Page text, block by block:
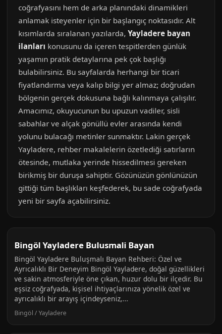
coğrafyasını hem de arka planındaki dinamikleri
anlamak isteyenler için bir başlangıç noktasıdır. Alt
kısımlarda sıralanan yazılarda, Yayladere bayan
ilanları konusunu da içeren tespitlerden günlük
yaşamın pratik detaylarına pek çok başlığı
bulabilirsiniz. Bu sayfalarda herhangi bir ticari
fiyatlandırma veya kalıp bilgi yer almaz; doğrudan
bölgenin gerçek dokusuna bağlı kalınmaya çalışılır.
Amacımız, okuyucunun bu upuzun vadiler, sisli
sabahlar ve alçak gönüllü evler arasında kendi
yolunu bulacağı metinler sunmaktır. Lakin gerçek
Yayladere, rehber makalelerin özetlediği satırların
ötesinde, mutlaka yerinde hissedilmesi gereken
birikmiş bir duruşa sahiptir. Gözünüzün gönlünüzün
gittiği tüm başlıkları keşfederek, bu sade coğrafyada
yeni bir sayfa açabilirsiniz.
Bingöl Yayladere Bulusmali Bayan
Bingöl Yayladere Buluşmalı Bayan Rehberi: Özel ve
Ayrıcalıklı Bir Deneyim Bingöl Yayladere, doğal güzellikleri
ve sakin atmosferiyle öne çıkan, huzur dolu bir ilçedir. Bu
eşsiz coğrafyada, kişisel ihtiyaçlarınıza yönelik özel ve
ayrıcalıklı bir arayış içindeyseniz,...
Bingöl / Yayladere